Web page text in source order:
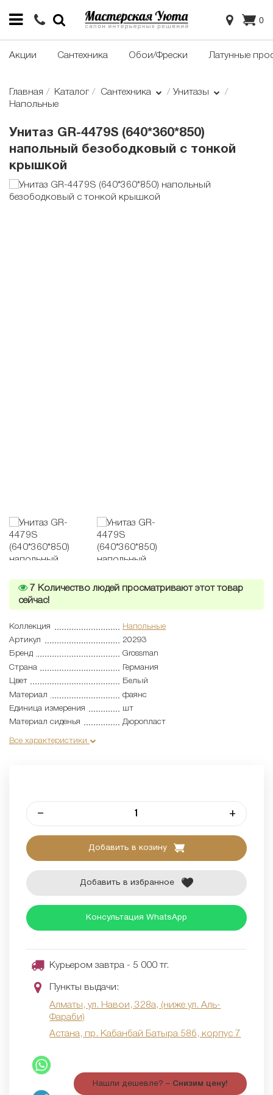
0
Акции Сантехника Обои/Фрески Латунные
Главная Каталог Сантехника
Унитазы
Напольные
Унитаз GR-4479S (640*360*850)
напольный безободковый с тонкой
крышкой
7 Количество людей просматривают этот товар
сейчас!
Коллекция
Напольные
Артикул
20293
Бренд
Grossman
Страна
Германия
Цвет
Белый
Материал
фаянс
Единица измерения
шт
Материал сиденья
Дюропласт
Все характеристики
– +
Добавить в козину
Добавить в избранное
Консультация WhatsApp
Курьером завтра - 5 000 тг.
Пункты выдачи:
Алматы, ул. Навои, 328а, (ниже ул. Аль-
Фараби)
Астана, пр. Кабанбай Батыра 58б, корпус 7
Нашли дешевле? – Снизим цену!